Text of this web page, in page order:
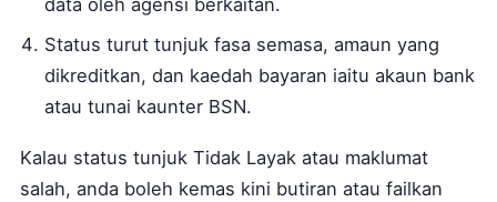
data oleh agensi berkaitan.
Status turut tunjuk fasa semasa, amaun yang
dikreditkan, dan kaedah bayaran iaitu akaun bank
atau tunai kaunter BSN.
Kalau status tunjuk Tidak Layak atau maklumat
salah, anda boleh kemas kini butiran atau failkan